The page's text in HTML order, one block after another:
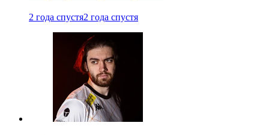
2 года спустя2 года спустя